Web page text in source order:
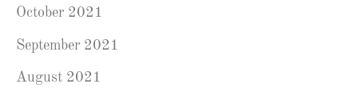
October 2021
September 2021
August 2021